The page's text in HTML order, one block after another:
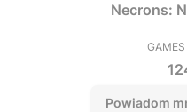
Necrons:
Powiadom